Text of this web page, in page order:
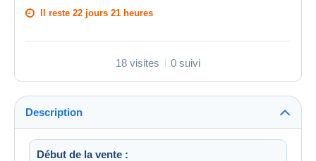
Il reste 22 jours 21 heures
18 visites 0 suivi
Description
Début de la vente :